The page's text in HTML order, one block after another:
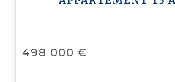
498 000 €